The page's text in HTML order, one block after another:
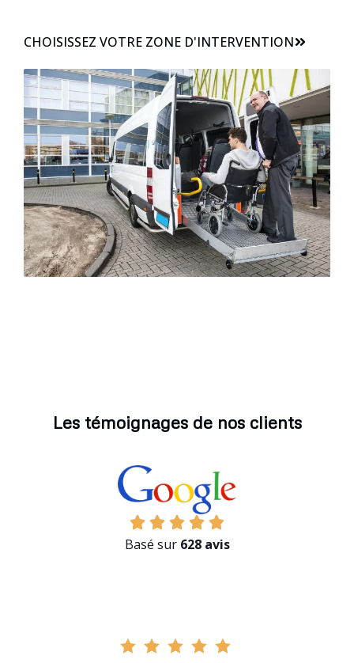
CHOISISSEZ VOTRE ZONE D'INTERVENTION
Les témoignages de nos clients
Basé sur 628 avis